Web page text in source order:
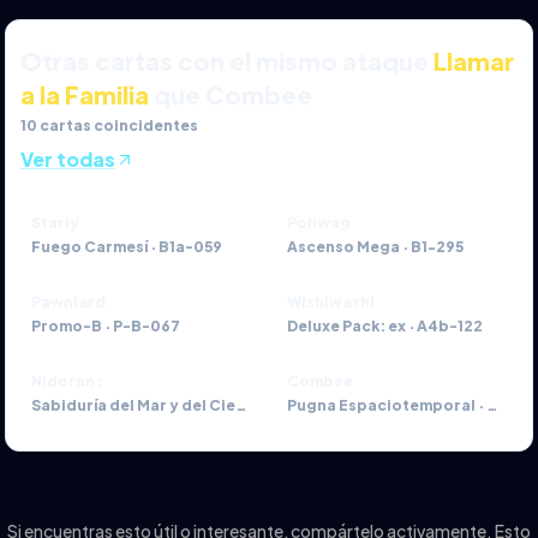
Llamar
a la Familia
10 cartas coincidentes
Ver todas
Fuego Carmesí· B1a-059
Ascenso Mega · B1-295
Promo-B · P-B-067
Deluxe Pack: ex · A4b-122
Sabiduría del Mar y del Cielo
A4-223
Pugna Espaciotemporal · A2-157
Si encuentras esto útil o interesante, compártelo activamente. Esto